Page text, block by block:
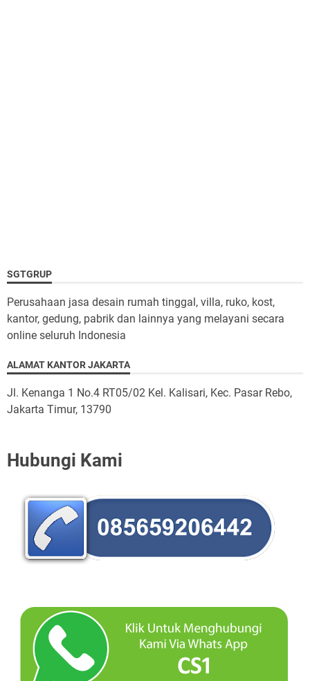
SGTGRUP
Perusahaan jasa desain rumah tinggal, villa, ruko, kost,
kantor, gedung, pabrik dan lainnya yang melayani secara
online seluruh Indonesia
ALAMAT KANTOR JAKARTA
Jl. Kenanga 1 No.4 RT05/02 Kel. Kalisari, Kec. Pasar Rebo,
Jakarta Timur, 13790
Hubungi Kami